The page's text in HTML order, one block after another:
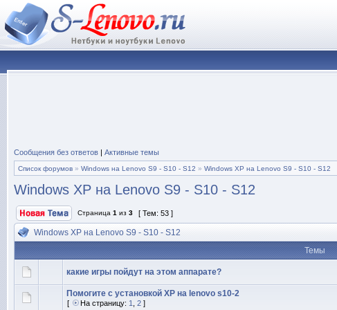
Сообщения без ответов | Активные темы
Список форумов » Windows на Lenovo S9 - S10 - S12 » Windows XP на Lenovo S9 - S10 - S12
Windows XP на Lenovo S9 - S10 - S12
Страница 1 из 3 [ Тем: 53 ]
Windows XP на Lenovo S9 - S10 - S12
Темы
какие игры пойдут на этом аппарате?
Помогите с установкой XP на lenovo s10-2
[ На страницу: 1 2 ]